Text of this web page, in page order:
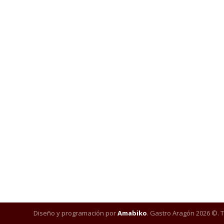
Diseño y programación porAmabiko. Gastro Aragón 2026 ©.